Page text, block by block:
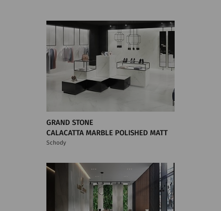
GRAND STONE
CALACATTA MARBLE POLISHED MATT
Schody